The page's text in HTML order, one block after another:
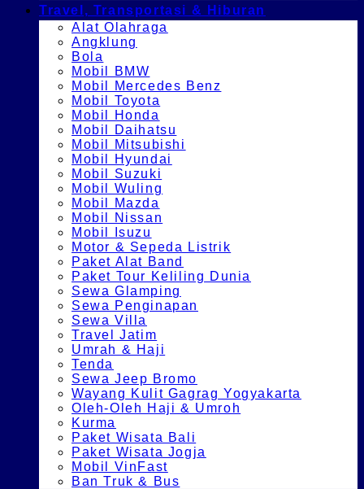
Travel, Transportasi & Hiburan
Alat Olahraga
Angklung
Bola
Mobil BMW
Mobil Mercedes Benz
Mobil Toyota
Mobil Honda
Mobil Daihatsu
Mobil Mitsubishi
Mobil Hyundai
Mobil Suzuki
Mobil Wuling
Mobil Mazda
Mobil Nissan
Mobil Isuzu
Motor & Sepeda Listrik
Paket Alat Band
Paket Tour Keliling Dunia
Sewa Glamping
Sewa Penginapan
Sewa Villa
Travel Jatim
Umrah & Haji
Tenda
Sewa Jeep Bromo
Wayang Kulit Gagrag Yogyakarta
Oleh-Oleh Haji & Umroh
Kurma
Paket Wisata Bali
Paket Wisata Jogja
Mobil VinFast
Ban Truk & Bus